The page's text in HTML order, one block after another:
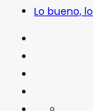
Lo bueno,